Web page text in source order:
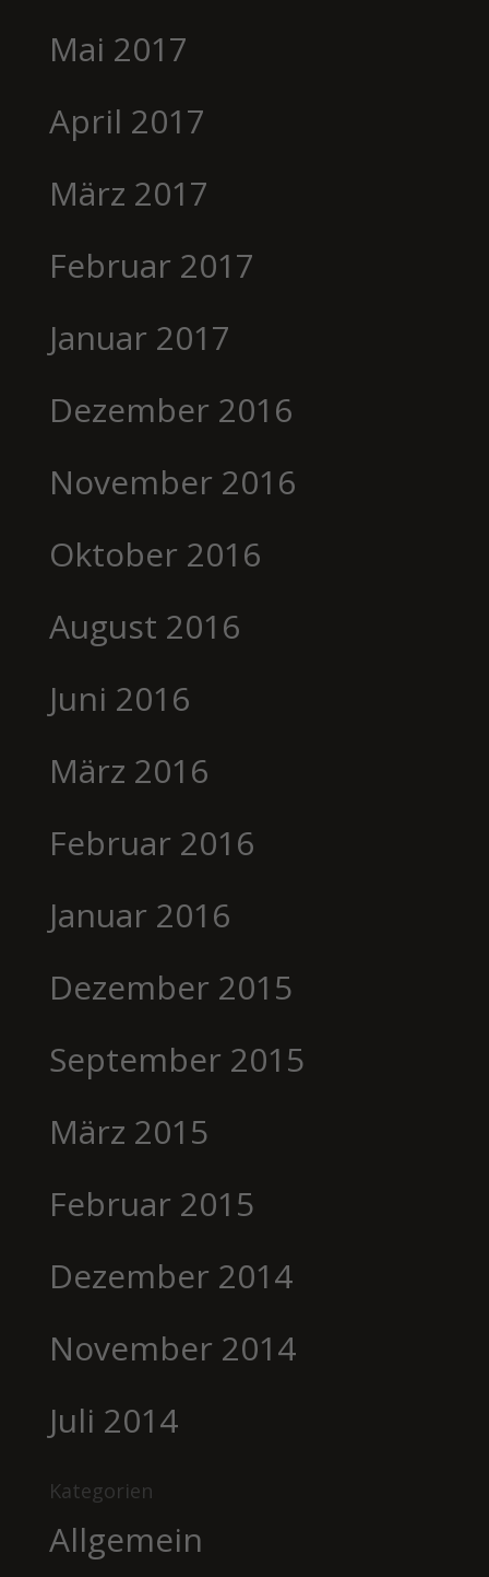
Mai 2017
April 2017
März 2017
Februar 2017
Januar 2017
Dezember 2016
November 2016
Oktober 2016
August 2016
Juni 2016
März 2016
Februar 2016
Januar 2016
Dezember 2015
September 2015
März 2015
Februar 2015
Dezember 2014
November 2014
Juli 2014
Kategorien
Allgemein